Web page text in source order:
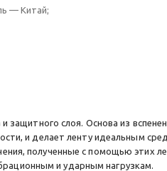
— Китай;
защитного слоя. Основа из
и делает ленту идеальным
полученные с помощью этих
и ударным нагрузкам.